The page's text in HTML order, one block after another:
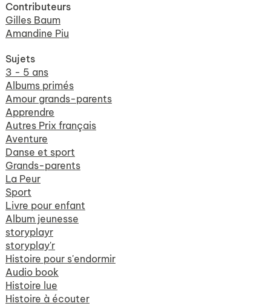
Contributeurs
Gilles Baum
Amandine Piu
Sujets
3 - 5 ans
Albums primés
Amour grands-parents
Apprendre
Autres Prix français
Aventure
Danse et sport
Grands-parents
La Peur
Sport
Livre pour enfant
Album jeunesse
storyplayr
storyplay'r
Histoire pour s'endormir
Audio book
Histoire lue
Histoire à écouter